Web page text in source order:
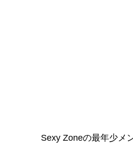
Sexy Zoneの最年少メ